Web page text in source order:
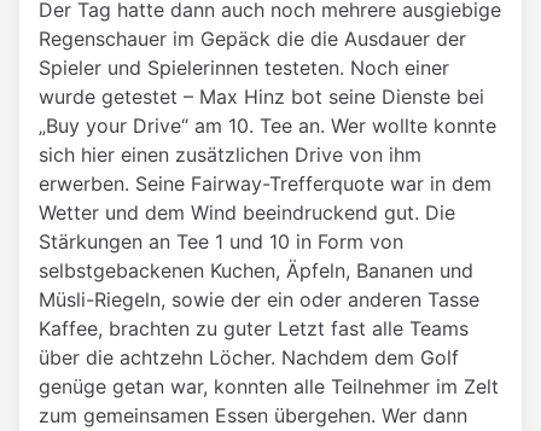
Der Tag hatte dann auch noch mehrere ausgiebige
Regenschauer im Gepäck die die Ausdauer der
Spieler und Spielerinnen testeten. Noch einer
wurde getestet – Max Hinz bot seine Dienste bei
„Buy your Drive“ am 10. Tee an. Wer wollte konnte
sich hier einen zusätzlichen Drive von ihm
erwerben. Seine Fairway-Trefferquote war in dem
Wetter und dem Wind beeindruckend gut. Die
Stärkungen an Tee 1 und 10 in Form von
selbstgebackenen Kuchen, Äpfeln, Bananen und
Müsli-Riegeln, sowie der ein oder anderen Tasse
Kaffee, brachten zu guter Letzt fast alle Teams
über die achtzehn Löcher. Nachdem dem Golf
genüge getan war, konnten alle Teilnehmer im Zelt
zum gemeinsamen Essen übergehen. Wer dann